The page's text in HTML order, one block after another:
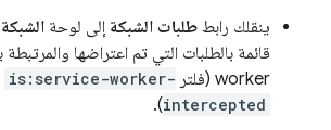
ينقلك رابط طلبات الشبكة إلى لوحة الشبكة
قائمة بالطلبات التي تم اعتراضها
worker (فلتر
is:service-worker-
intercepted
).